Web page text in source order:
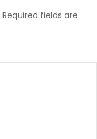
Required fields are